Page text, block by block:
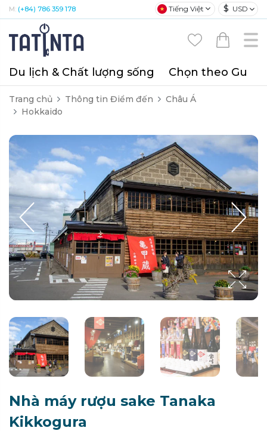
M: (+84) 786 359 178 Tiếng Việt $ USD
Du lịch & Chất lượng sống Chọn theo Gu
Trang chủ Thông tin Điểm đến
Châu Á
Hokkaido
Nhà máy rượu sake Tanaka
Kikkogura